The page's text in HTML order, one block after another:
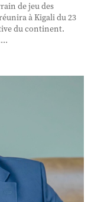
de jeu des
à Kigali du 23
du continent.